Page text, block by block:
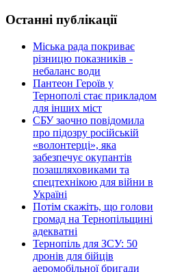
Останні публікації
Міська рада покриває
різницю показників -
небаланс води
Пантеон Героїв у
Тернополі стає прикладом
для інших міст
СБУ заочно повідомила
про підозру російській
«волонтерці», яка
забезпечує окупантів
позашляховиками та
спецтехнікою для війни в
Україні
Потім скажіть, що голови
громад на Тернопільщині
адекватні
Тернопіль для ЗСУ: 50
дронів для бійців
аеромобільної бригади